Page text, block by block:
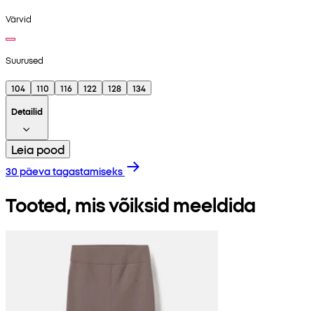
Värvid
Suurused
104 110 116 122 128
134
Detailid
Leia pood
30 päeva tagastamiseks
Tooted, mis võiksid meeldida